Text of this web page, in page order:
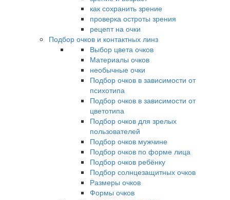
как сохранить зрение
проверка остроты зрения
рецепт на очки
Подбор очков и контактных линз
Выбор цвета очков
Материалы очков
необычные очки
Подбор очков в зависимости от
психотипа
Подбор очков в зависимости от
цветотипа
Подбор очков для зрелых
пользователей
Подбор очков мужчине
Подбор очков по форме лица
Подбор очков ребёнку
Подбор солнцезащитных очков
Размеры очков
Формы очков